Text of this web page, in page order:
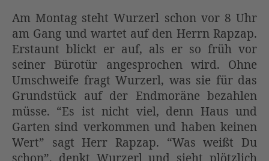
Am Montag steht Wurzerl schon vor 8 Uhr
am Gang und wartet auf den Herrn Rapzap.
Erstaunt blickt er auf, als er so früh vor
seiner Bürotür angesprochen wird. Ohne
Umschweife fragt Wurzerl, was sie für das
Grundstück auf der Endmoräne bezahlen
müsse. “Es ist nicht viel, denn Haus und
Garten sind verkommen und haben keinen
Wert” sagt Herr Rapzap. “Was weißt Du